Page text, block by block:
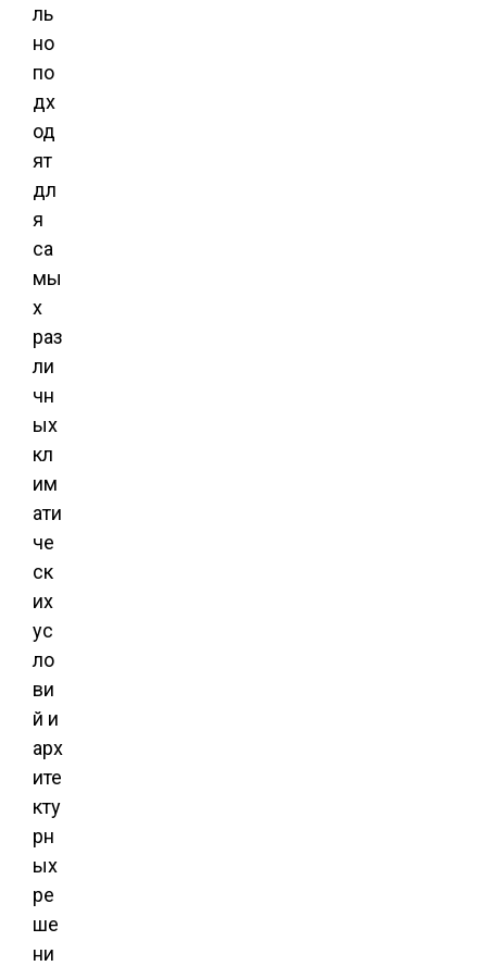
ль
но
по
дх
од
ят
дл
я
са
мы
х
раз
ли
чн
ых
кл
им
ати
че
ск
их
ус
ло
ви
й и
арх
ите
кту
рн
ых
ре
ше
ни